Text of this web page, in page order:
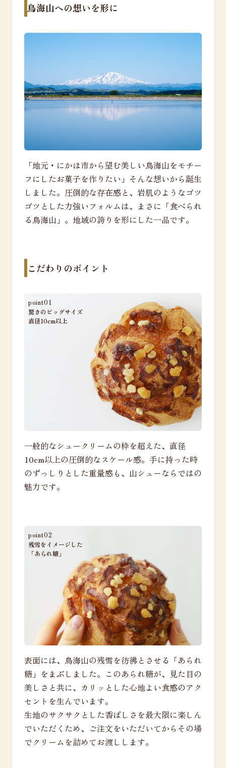
鳥海山への想いを形に
「地元・にかほ市から望む美しい鳥海山をモチー
フにしたお菓子を作りたい」そんな想いから誕生
しました。圧倒的な存在感と、岩肌のようなゴツ
ゴツとした力強いフォルムは、まさに「食べられ
る鳥海山」。地域の誇りを形にした一品です。
こだわりのポイント
point01
驚きのビッグサイズ
直径10cm以上
一般的なシュークリームの枠を超えた、直径
10cm以上の圧倒的なスケール感。手に持った時
のずっしりとした重量感も、山シューならではの
魅力です。
point02
残雪をイメージした
「あられ糖」
表面には、鳥海山の残雪を彷彿とさせる「あられ
糖」をまぶしました。このあられ糖が、見た目の
美しさと共に、カリッとした心地よい食感のアク
セントを生んでいます。
生地のサクサクとした香ばしさを最大限に楽しん
でいただくため、ご注文をいただいてからその場
でクリームを詰めてお渡しします。